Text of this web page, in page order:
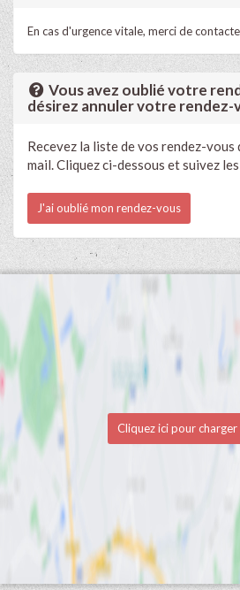
En cas d'urgence vitale, merci de
Vous avez oublié votre
désirez annuler votre rendez-
Recevez la liste de vos rendez-
mail. Cliquez ci-dessous et suivez
J'ai oublié mon rendez-vous
Cliquez ici pour